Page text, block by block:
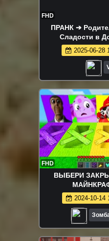
FHD
ПРАНК ➔
Сладости в
2025-06-28
FHD
ВЫБЕРИ
2024-10-14